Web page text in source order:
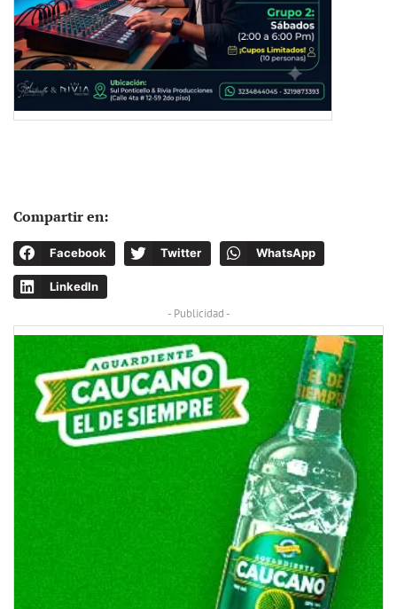
Compartir en:
Facebook Twitter WhatsApp
LinkedIn
- Publicidad -